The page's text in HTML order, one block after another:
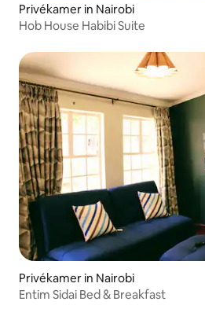
Privékamer in Nairobi
Hob House Habibi Suite
Privékamer in Nairobi
Entim Sidai Bed & Breakfast